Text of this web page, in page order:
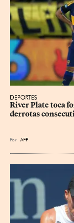
DEPORTES
River Plate toca
derrotas
Por AFP